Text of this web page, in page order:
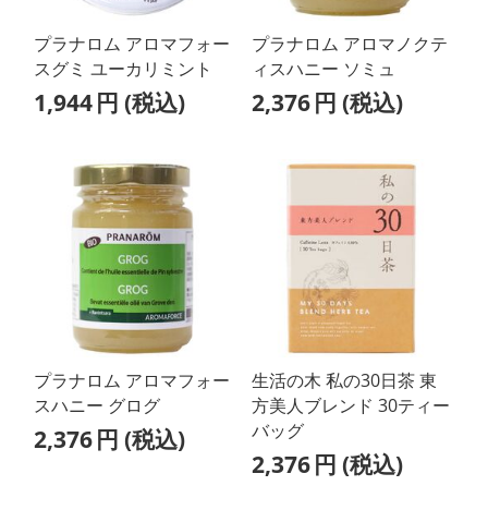
プラナロム アロマフォー
スグミ ユーカリミント
1,944円 (税込)
プラナロム アロマノクテ
ィスハニー ソミュ
2,376円 (税込)
プラナロム アロマフォー
スハニー グログ
2,376円 (税込)
生活の木 私の30日茶 東
方美人ブレンド 30ティー
バッグ
2,376円 (税込)